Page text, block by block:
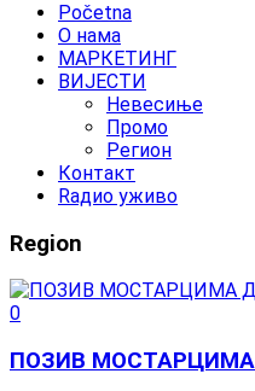
Početna
O нама
МАРКЕТИНГ
ВИЈЕСТИ
Невесиње
Промо
Регион
Контакт
Rадио уживо
Region
0
ПОЗИВ